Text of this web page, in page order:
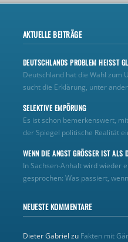
AKTUELLE BEITRÄGE
DEUTSCHLANDS PROBLEM HEISST
Deutschland hat die Wahl zum
sucht die Erklärung, unter
SELEKTIVE EMPÖRUNG
Es ist schon bemerkenswert,
der Spiegel politische Realität
WENN DIE ANGST GRÖSSER IST ALS
In Sachsen-Anhalt wird wieder
gesprochen: Was passiert,
NEUESTE KOMMENTARE
Dieter Gabriel zu Fakten mit